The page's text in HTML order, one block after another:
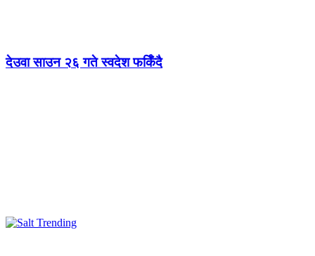
देउवा साउन २६ गते स्वदेश फर्किँदै